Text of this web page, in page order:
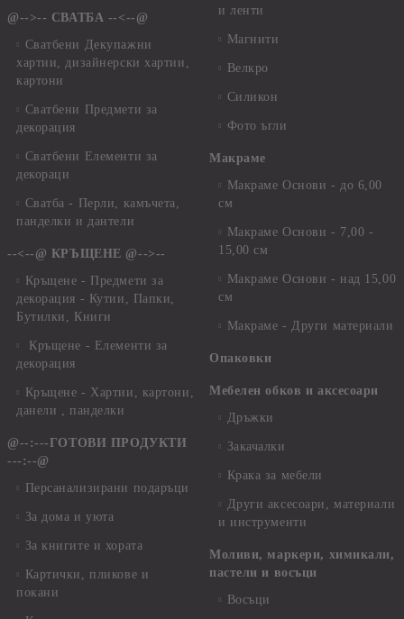
@-->-- СВАТБА --<--@
Сватбени Декупажни
хартии, дизайнерски хартии,
картони
Сватбени Предмети за
декорация
Сватбени Елементи за
декораци
Сватба - Перли, камъчета,
панделки и дантели
--<--@ КРЪЩЕНЕ @-->--
Кръщене - Предмети за
декорация - Кутии, Папки,
Бутилки, Книги
Кръщене - Елементи за
декорация
Кръщене - Хартии, картони,
данели , панделки
@--:---ГОТОВИ ПРОДУКТИ
---:--@
Персанализирани подаръци
За дома и уюта
За книгите и хората
Картички, пликове и
покани
и ленти
Магнити
Велкро
Силикон
Фото ъгли
Макраме
Макраме Основи - до 6,00
см
Макраме Основи - 7,00 -
15,00 см
Макраме Основи - над 15,00
см
Макраме - Други материали
Опаковки
Мебелен обков и аксесоари
Дръжки
Закачалки
Крака за мебели
Други аксесоари, материали
и инструменти
Моливи, маркери, химикали,
пастели и восъци
Восъци